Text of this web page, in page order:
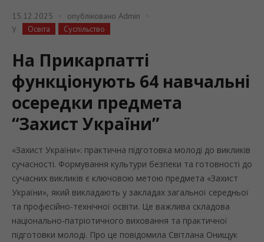
15.12.2025 опубліковано Admin
У
Освіта Суспільство
На Прикарпатті
функціонують 64 навчальні
осередки предмета
“Захист України”
«Захист України»: практична підготовка молоді до викликів
сучасності. Формування культури безпеки та готовності до
сучасних викликів є ключовою метою предмета «Захист
України», який викладають у закладах загальної середньої
та професійно-технічної освіти. Це важлива складова
національно-патріотичного виховання та практичної
підготовки молоді. Про це повідомила Світлана Онищук